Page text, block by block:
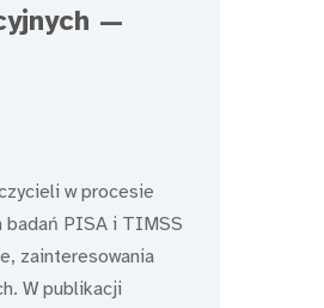
—
w procesie
badań PISA i TIMSS
zainteresowania
W publikacji